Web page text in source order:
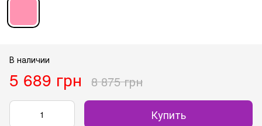
В наличии
5 689 грн 8 875 грн
Купить